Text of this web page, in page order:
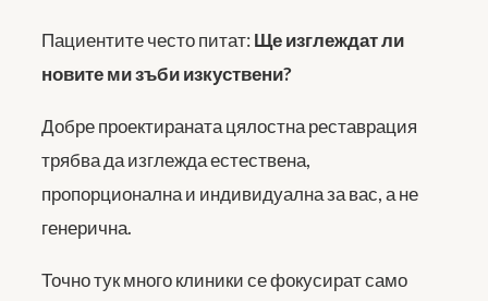
Пациентите често питат:Ще изглеждат ли
новите ми зъби изкуствени?
Добре проектираната цялостна реставрация
трябва да изглежда естествена,
пропорционална и индивидуална за вас, а не
генерична.
Точно тук много клиники се фокусират само